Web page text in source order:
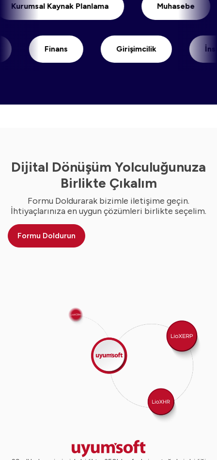
Kurumsal Kaynak Planlama Muhasebe
Finans Girişimcilik İnsan
Dijital Dönüşüm Yolculuğunuza
Birlikte Çıkalım
Formu Doldurarak bizimle iletişime geçin.
İhtiyaçlarınıza en uygun çözümleri birlikte seçelim.
Formu Doldurun